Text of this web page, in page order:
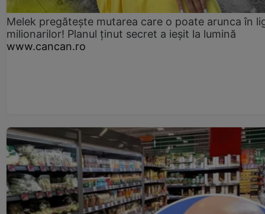
Melek pregătește mutarea care o poate arunca în
milionarilor! Planul ținut secret a ieșit la lumină
www.cancan.ro